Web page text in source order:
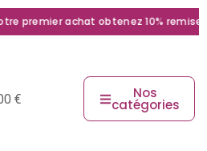
premier achat obtenez 10% remise
€ Nos
catégories